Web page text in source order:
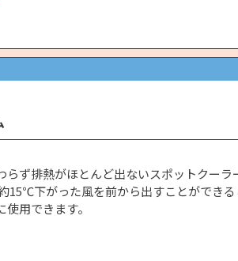
らず排熱がほとんど出ないスポットクー
15℃下がった風を前から出すことができ
用できます。